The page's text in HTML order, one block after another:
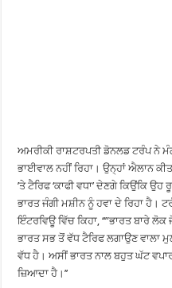
ਅਮਰੀਕੀ ਰਾਸ਼ਟਰਪਤੀ ਡੋਨਲਡ ਟਰੰਪ ਨੇ
ਭਾਈਵਾਲ ਨਹੀਂ ਰਿਹਾ। ਉਨ੍ਹਾਂ ਐਲਾਨ
’ਤੇ ਟੈਰਿਫ ‘ਕਾਫੀ ਵਧਾ’ ਦੇਣਗੇ ਕਿਉਂਕਿ
ਭਾਰਤ ਜੰਗੀ ਮਸ਼ੀਨ ਨੂੰ ਹਵਾ ਦੇ ਰਿਹਾ
ਇੰਟਰਵਿਊ ਵਿੱਚ ਕਿਹਾ, ‘‘”ਭਾਰਤ ਬਾਰੇ
ਭਾਰਤ ਸਭ ਤੋਂ ਵੱਧ ਟੈਰਿਫ ਲਗਾਉਣ ਵਾਲਾ
ਵੱਧ ਹੈ। ਅਸੀਂ ਭਾਰਤ ਨਾਲ ਬਹੁਤ ਘੱਟ
ਜ਼ਿਆਦਾ ਹੈ।’’